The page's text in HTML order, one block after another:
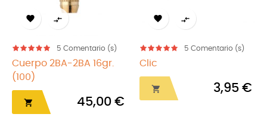
 
5 Comentario (s)
Cuerpo 2BA-2BA 16gr.
(100)
 45,00 €
 
5 Comentario (s)
Clic
 3,95 €